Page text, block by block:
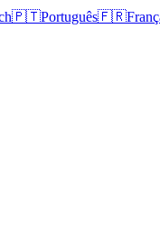
🇵🇹Português🇫🇷